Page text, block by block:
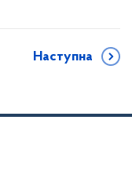
Наступна